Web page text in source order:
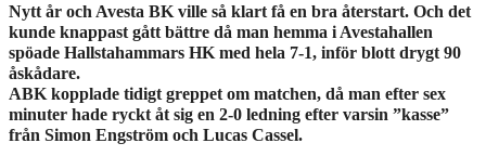
Nytt år och Avesta BK ville så klart få en bra återstart. Och det
kunde knappast gått bättre då man hemma i Avestahallen
spöade Hallstahammars HK med hela 7-1, inför blott drygt 90
åskådare.
ABK kopplade tidigt greppet om matchen, då man efter sex
minuter hade ryckt åt sig en 2-0 ledning efter varsin ”kasse”
från Simon Engström och Lucas Cassel.